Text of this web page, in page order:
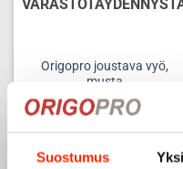
Suostumus
Origopro joustava vyö,
musta
12,90€ 9,68